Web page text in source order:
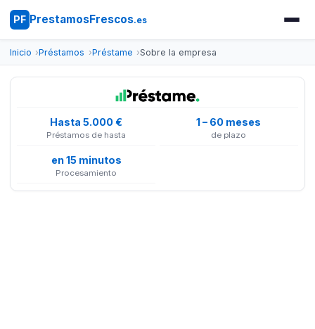
PF PrestamosFrescos.es
Inicio Préstamos Préstame Sobre la empresa
Hasta 5.000 €
Préstamos de hasta
1 – 60 meses
de plazo
en 15 minutos
Procesamiento